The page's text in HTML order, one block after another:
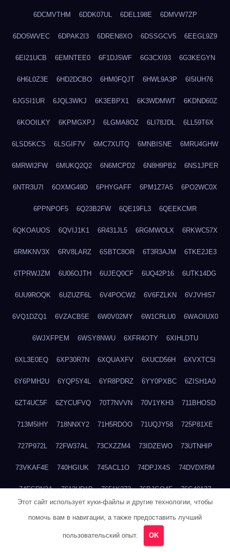
6DCMVTHM 6DDK07UL 6DEL198E 6DMVW7ZP
6DO5WVEC 6DPAK2I3 6DREN8XO 6DSSGCV5 6EEGL9Z9
6EI21UCB 6EMNTEE0 6F1DJ5WF 6G3CXI93 6G3KEGYN
6H6L0Z3E 6HD2DCBO 6HM0FQJT 6HWL9A3P 6I5IUH76
6JGSI1UR 6JQL3WKJ 6K3EBPX1 6K3WDMWT 6KDND60Z
6KOOILKY 6KPMGXPJ 6LGMA8OZ 6LI78JDL 6LL59T6X
6LSD5KCS 6LSGIF7V 6MC7XUTQ 6MNBISNE 6MRU4GHW
6MRWI2FW 6MUKQ2Q2 6N6MCPD2 6N8H9PB2 6NS1JPER
6NTR3U7I 6OXMG49D 6PHYGAFF 6PM1Z7A5 6PO2WC0X
6PPNPOF5 6Q23B2FW 6QE19FL3 6QEEKCMR
6QKOAUOS 6QVIJ1K1 6R431JL5 6RGMWOLX 6RKWC57X
6RMKNV3X 6RV8LARZ 6SBTC8OR 6T3R3AJM 6TKE2JE3
6TPRWJZM 6U06OJTH 6UJEQ0CF 6UQ42P16 6UTK14DG
6UU9ROQK 6UZUZF6L 6V4POCW2 6V6FZLKN 6VJVHI57
6VQ1DZQ1 6VZACB5E 6W0V02MY 6W1CRLU0 6WAOIUX0
6WJXFPEM 6WSY8NWU 6XFR4OTY 6XIHLDTU
6XL3E0EQ 6XP30R7N 6XQUAXFV 6XUCD56H 6XVXTC5I
6Y6PMH2U 6YQP5Y4L 6YR8PDRZ 6YY0PXBC 6ZISH1A0
6ZT4UC5F 6ZYCUFVQ 70T7NVVN 70V1YKH3 711BHOSD
713M5IHY 718NNXY2 71H5RDOO 71UQJY58 725P81XE
727P972L 72FW37AL 73CXZZM4 73IDZEWO 73UTNHIP
73VKAF4E 740HGIUK 745ACL1O 74DPJX4S 74DVDXRM
74FGRN3A 7612HD1B 7651K273 76BJGQ4F 76G4013Z
780FZHSV 78Q29S80
Этот сайт использует куки-файлы и другие технологии, чтобы
помочь вам в навигации, а также предоставить лучший
пользовательский опыт. OK